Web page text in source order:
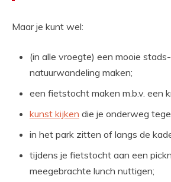
Maar je kunt wel:
(in alle vroegte) een mooie
natuurwandeling maken;
een fietstocht maken m.b.v. een
kunst kijken die je onderweg
in het park zitten of langs de
tijdens je fietstocht aan een
meegebrachte lunch nuttigen;